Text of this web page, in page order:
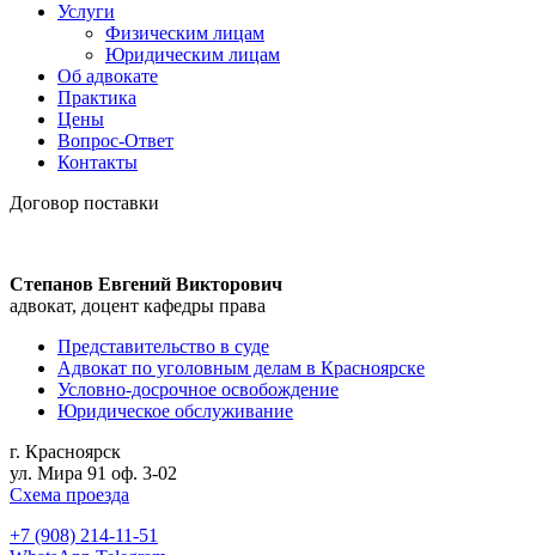
Услуги
Физическим лицам
Юридическим лицам
Об адвокате
Практика
Цены
Вопрос-Ответ
Контакты
Договор поставки
Степанов Евгений Викторович
адвокат, доцент кафедры права
Представительство в суде
Адвокат по уголовным делам в Красноярске
Условно-досрочное освобождение
Юридическое обслуживание
г. Красноярск
ул. Мира 91 оф. 3-02
Схема проезда
+7 (908) 214-11-51